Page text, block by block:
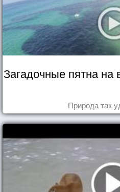
Загадочные пятна на
Природа так